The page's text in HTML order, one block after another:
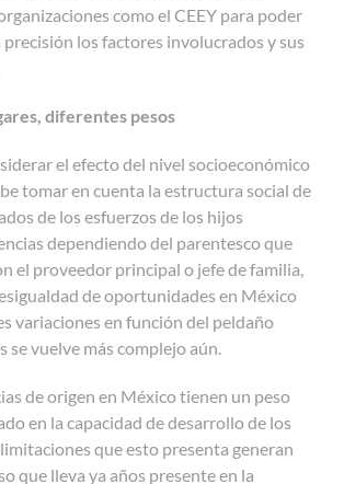
como el CEEY para poder
los factores involucrados y sus
diferentes pesos
el efecto del nivel socioeconómico
tomar en cuenta la estructura social de
de los esfuerzos de los hijos
dependiendo del parentesco que
el proveedor principal o jefe de familia,
de oportunidades en México
variaciones en función del peldaño
se vuelve más complejo aún.
de origen en México tienen un peso
en la capacidad de desarrollo de los
que esto presenta generan
que lleva ya años presente en la